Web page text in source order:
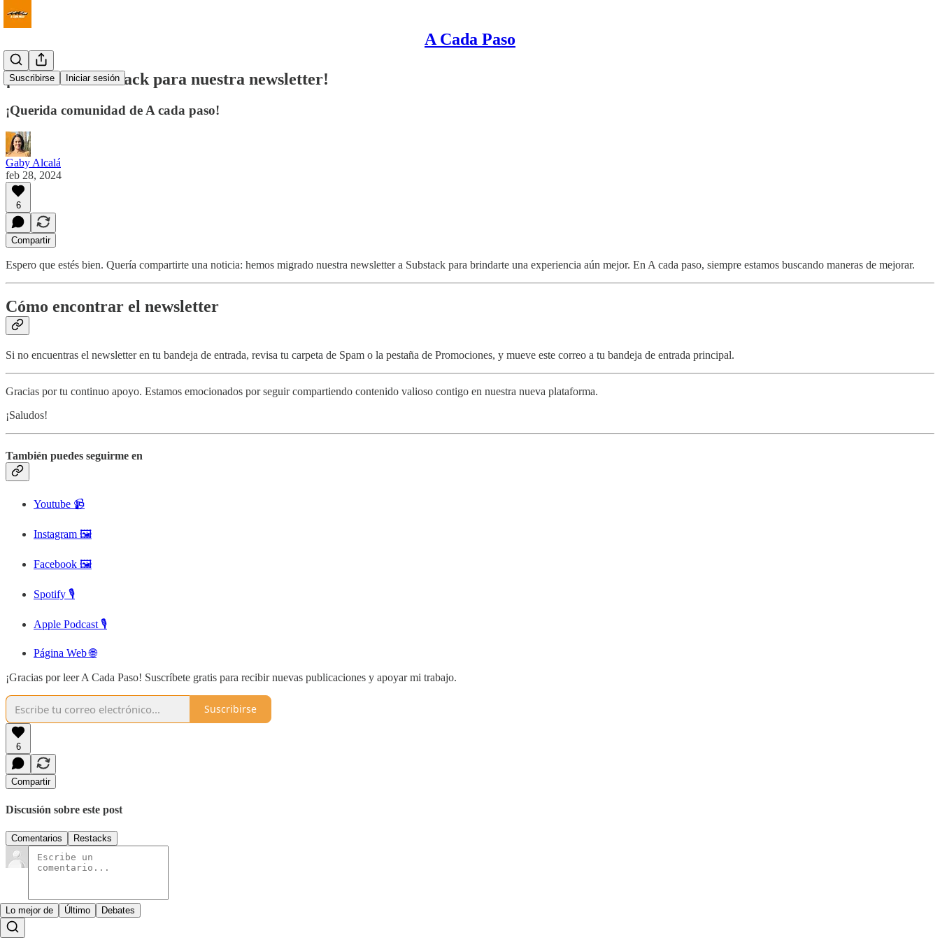
A Cada Paso
Suscribirse Iniciar sesión
¡Cambio a Substack para nuestra newsletter!
¡Querida comunidad de A cada paso!
Gaby Alcalá
feb 28, 2024
6
Compartir
Espero que estés bien. Quería compartirte una noticia: hemos migrado nuestra newsletter a Substack para brindarte una experiencia aún mejor. En A cada paso, siempre estamos buscando maneras de mejorar.
Cómo encontrar el newsletter
Si no encuentras el newsletter en tu bandeja de entrada, revisa tu carpeta de Spam o la pestaña de Promociones, y mueve este correo a tu bandeja de entrada principal.
Gracias por tu continuo apoyo. Estamos emocionados por seguir compartiendo contenido valioso contigo en nuestra nueva plataforma.
¡Saludos!
También puedes seguirme en
Youtube 📹
Instagram 🖼️
Facebook 🖼️
Spotify 🎙️
Apple Podcast 🎙️
Página Web 🌐
¡Gracias por leer A Cada Paso! Suscríbete gratis para recibir nuevas publicaciones y apoyar mi trabajo.
Suscribirse
6
Compartir
Discusión sobre este post
Comentarios Restacks
Lo mejor de Último Debates